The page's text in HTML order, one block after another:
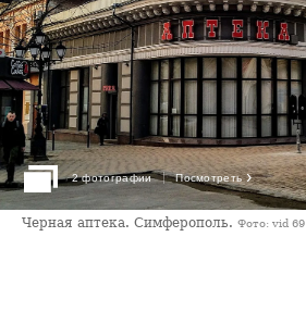
2 фотографии Посмотреть ›
Черная аптека. Симферополь. Фото: vid 69